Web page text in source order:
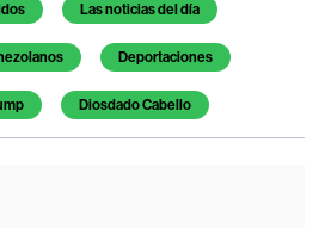
Las noticias del día
Deportaciones
Diosdado Cabello